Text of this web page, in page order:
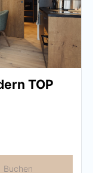
TOP
Buchen